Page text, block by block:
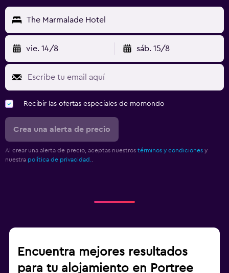
The Marmalade Hotel
vie. 14/8 sáb. 15/8
Recibir las ofertas especiales de momondo
Crea una alerta de precio
Al crear una alerta de precio, aceptas nuestros términos y condiciones y
nuestra política de privacidad.
Encuentra mejores resultados
para tu alojamiento en Portree